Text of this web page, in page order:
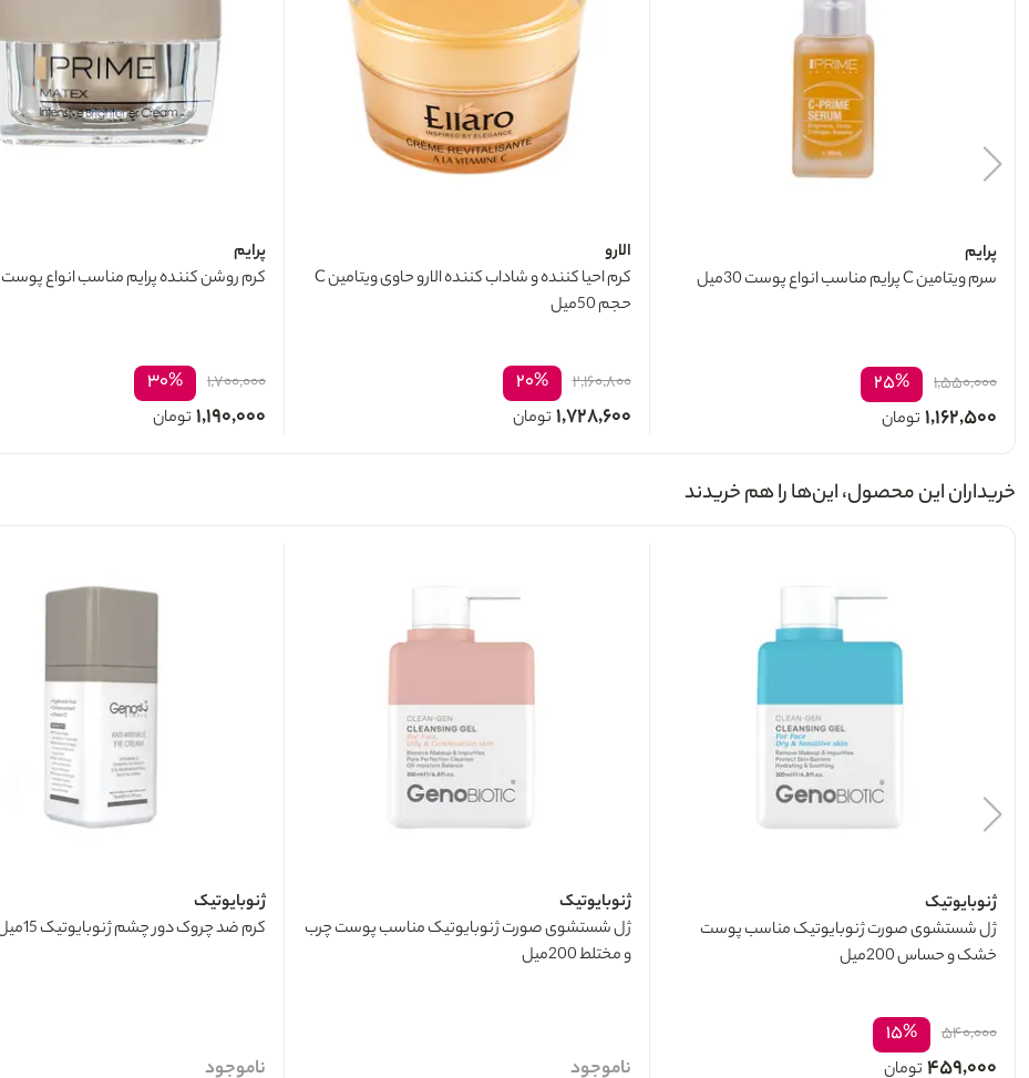
پرایم
سرم ویتامین C پرایم مناسب انواع پوست 30میل
۱,۵۵۰,۰۰۰ ۲۵%
۱,۱۶۲,۵۰۰ تومان
الارو
کرم احیا کننده و شاداب کننده الارو حاوی ویتامین C
حجم 50میل
۲,۱۶۰,۸۰۰ ۲۰%
۱,۷۲۸,۶۰۰ تومان
پرایم
کرم روشن کننده پرایم مناسب انواع پوست 30میل
۱,۷۰۰,۰۰۰ ۳۰%
۱,۱۹۰,۰۰۰ تومان
خریداران این محصول، این‌ها را هم خریدند
ژنوبایوتیک
ژل شستشوی صورت ژنوبایوتیک مناسب پوست
خشک و حساس 200میل
۵۴۰,۰۰۰ ۱۵%
۴۵۹,۰۰۰ تومان
ژنوبایوتیک
ژل شستشوی صورت ژنوبایوتیک مناسب پوست چرب
و مختلط 200میل
ناموجود
ژنوبایوتیک
کرم ضد چروک دور چشم ژنوبایوتیک 15میل
ناموجود